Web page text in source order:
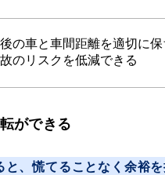
の車と車間距離を適切に
のリスクを低減できる
ができる
と、慌てることなく余裕